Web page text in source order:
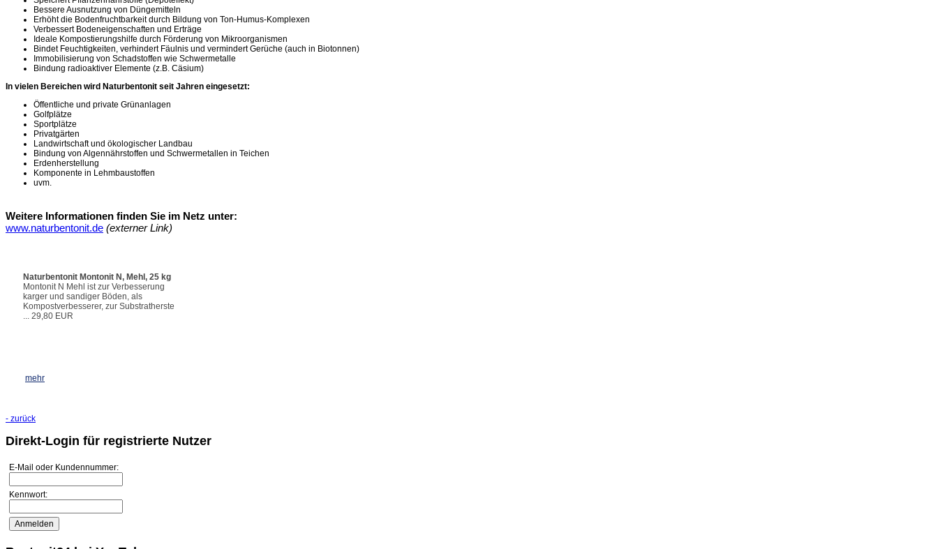
Bessere Ausnutzung von Düngemitteln
Erhöht die Bodenfruchtbarkeit durch Bildung von Ton-Humus-Komplexen
Verbessert Bodeneigenschaften und Erträge
Ideale Kompostierungshilfe durch Förderung von Mikroorganismen
Bindet Feuchtigkeiten, verhindert Fäulnis und vermindert Gerüche (auch in Biotonnen)
Immobilisierung von Schadstoffen wie Schwermetalle
Bindung radioaktiver Elemente (z.B. Cäsium)
In vielen Bereichen wird Naturbentonit seit Jahren eingesetzt:
Öffentliche und private Grünanlagen
Golfplätze
Sportplätze
Privatgärten
Landwirtschaft und ökologischer Landbau
Bindung von Algennährstoffen und Schwermetallen in Teichen
Erdenherstellung
Komponente in Lehmbaustoffen
uvm.
Weitere Informationen finden Sie im Netz unter:
www.naturbentonit.de (externer Link)
Naturbentonit Montonit N, Mehl, 25 kg
Montonit N Mehl ist zur Verbesserung
karger und sandiger Böden, als
Kompostverbesserer, zur Substratherste
... 29,80 EUR
mehr
Verbesserung karger und sandiger
29,80 EUR
mehr
mm, 25 kg
karger und sandiger Böden und
zur Substrath ... 29,80 EUR
- zurück
Direkt-Login für registrierte Nutzer
E-Mail oder Kundennummer:
Kennwort: